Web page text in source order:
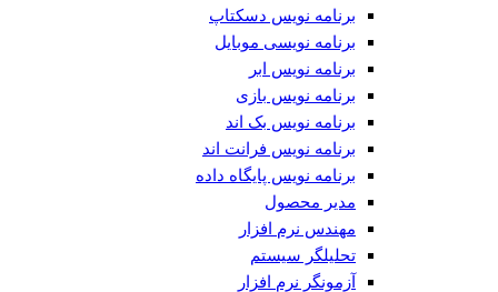
برنامه نویس دسکتاپ
برنامه نویسی موبایل
برنامه نویس ابر
برنامه نویس بازی
برنامه نویس بک اند
برنامه نویس فرانت اند
برنامه نویس پایگاه داده
مدیر محصول
مهندس نرم افزار
تحلیلگر سیستم
آزمونگر نرم افزار